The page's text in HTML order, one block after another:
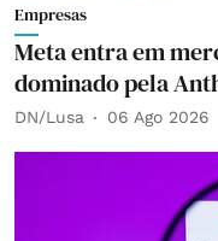
Empresas
Meta entra em
dominado pela
DN/Lusa 06 Ago 2026